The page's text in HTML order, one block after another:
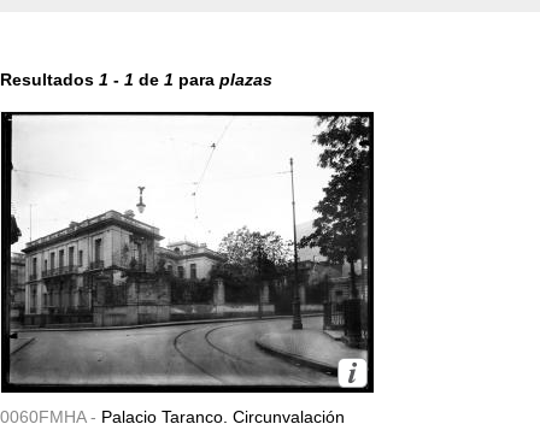
Resultados 1 - 1 de 1 para plazas
0060FMHA - Palacio Taranco. Circunvalación